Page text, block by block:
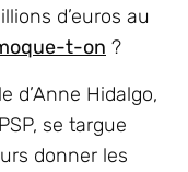
d’euros au
t-on ?
d’Anne Hidalgo,
se targue
donner les